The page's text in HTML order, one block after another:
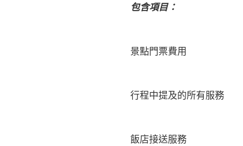
包含項目：
景點門票費用
行程中提及的所有服務
飯店接送服務